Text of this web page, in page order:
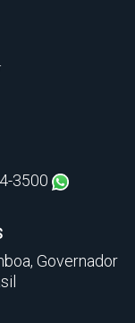
3500
, Governador